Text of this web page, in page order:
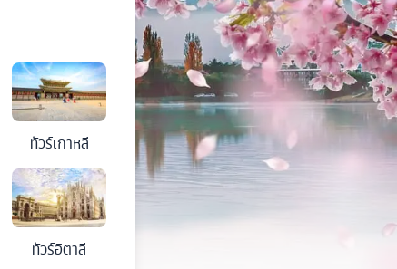
ทัวร์เกาหลี
ทัวร์อิตาลี